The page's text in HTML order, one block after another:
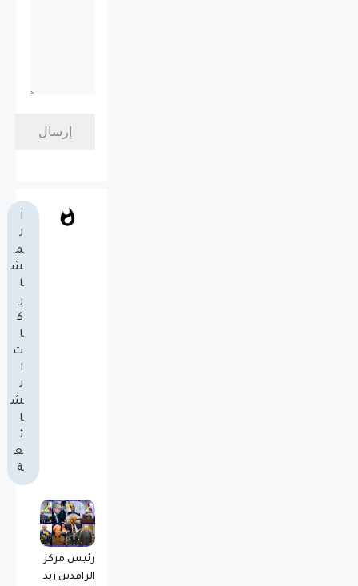
ا
ل
م
ش
ا
ر
ك
ا
ت
ا
ل
ش
ا
ئ
ع
ة
رئيس مركز
الرافدين زيد